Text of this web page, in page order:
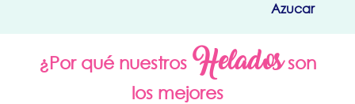
Azucar
¿Por qué nuestros Heladosson
los mejores